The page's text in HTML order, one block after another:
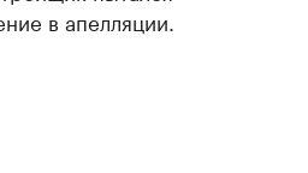
в апелляции.